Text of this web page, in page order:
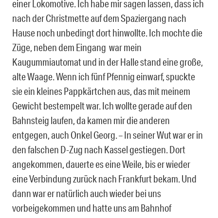
einer Lokomotive. Ich habe mir sagen lassen, dass ich
nach der Christmette auf dem Spaziergang nach
Hause noch unbedingt dort hinwollte. Ich mochte die
Züge, neben dem Eingang war mein
Kaugummiautomat und in der Halle stand eine große,
alte Waage. Wenn ich fünf Pfennig einwarf, spuckte
sie ein kleines Pappkärtchen aus, das mit meinem
Gewicht bestempelt war. Ich wollte gerade auf den
Bahnsteig laufen, da kamen mir die anderen
entgegen, auch Onkel Georg. – In seiner Wut war er in
den falschen D-Zug nach Kassel gestiegen. Dort
angekommen, dauerte es eine Weile, bis er wieder
eine Verbindung zurück nach Frankfurt bekam. Und
dann war er natürlich auch wieder bei uns
vorbeigekommen und hatte uns am Bahnhof